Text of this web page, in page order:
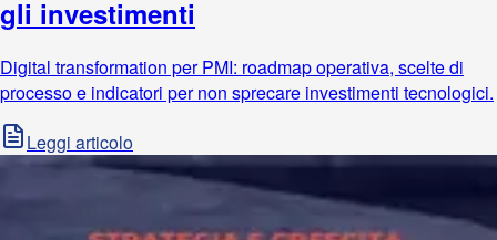
gli investimenti
Digital transformation per PMI: roadmap operativa, scelte di
processo e indicatori per non sprecare investimenti tecnologici.
Leggi articolo